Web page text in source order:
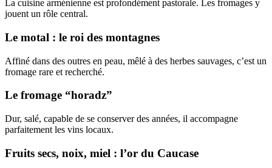
La cuisine arménienne est profondément pastorale. Les fromages y
jouent un rôle central.
Le motal : le roi des montagnes
Affiné dans des outres en peau, mêlé à des herbes sauvages, c’est un
fromage rare et recherché.
Le fromage “horadz”
Dur, salé, capable de se conserver des années, il accompagne
parfaitement les vins locaux.
Fruits secs, noix, miel : l’or du Caucase